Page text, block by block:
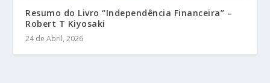
Resumo do Livro “Independência Financeira” –
Robert T Kiyosaki
24 de Abril, 2026